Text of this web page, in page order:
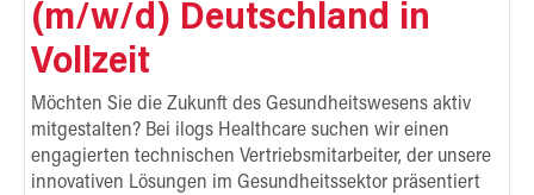
(m/w/d) Deutschland in
Vollzeit
Möchten Sie die Zukunft des Gesundheitswesens aktiv
mitgestalten? Bei ilogs Healthcare suchen wir einen
engagierten technischen Vertriebsmitarbeiter, der unsere
innovativen Lösungen im Gesundheitssektor präsentiert